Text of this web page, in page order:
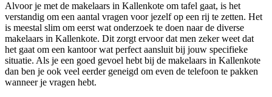
Alvoor je met de makelaars in Kallenkote om tafel gaat, is het
verstandig om een aantal vragen voor jezelf op een rij te zetten. Het
is meestal slim om eerst wat onderzoek te doen naar de diverse
makelaars in Kallenkote. Dit zorgt ervoor dat men zeker weet dat
het gaat om een kantoor wat perfect aansluit bij jouw specifieke
situatie. Als je een goed gevoel hebt bij de makelaars in Kallenkote
dan ben je ook veel eerder geneigd om even de telefoon te pakken
wanneer je vragen hebt.